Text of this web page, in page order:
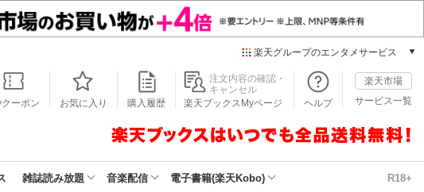
楽天グループのエンタメサービス
本/ゲーム/CD/DVD
楽天ブックス
楽天Kobo
クーポン お気に入り 購入履歴
注文内容の確認・
キャンセル
楽天ブックスMyページ
ヘルプ
楽天市場
サービス一覧
雑誌読み放題 音楽配信 電子書籍(楽天Kobo) R18+